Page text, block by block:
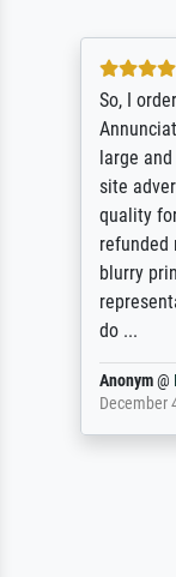
So, I
large
site
quality
refunded
blurry
do ...
Anonym@
December